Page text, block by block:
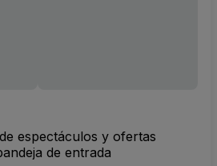
espectáculos y ofertas
de entrada